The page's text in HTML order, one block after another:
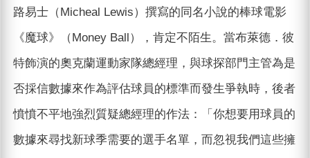
路易士（Micheal Lewis）撰寫的同名小說的棒球電影
《魔球》（Money Ball），肯定不陌生。當布萊德．彼
特飾演的奧克蘭運動家隊總經理，與球探部門主管為是
否採信數據來作為評估球員的標準而發生爭執時，後者
憤憤不平地強烈質疑總經理的作法：「你想要用球員的
數據來尋找新球季需要的選手名單，而忽視我們這些擁